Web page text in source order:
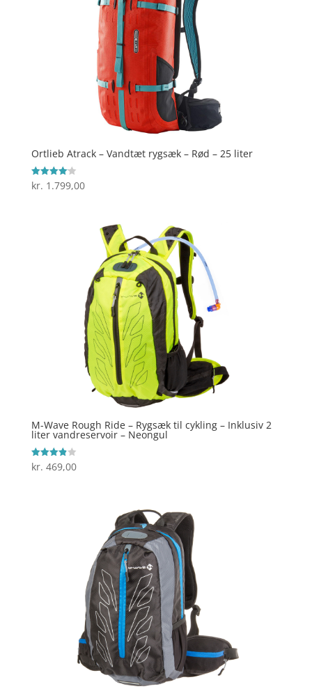
Ortlieb Atrack – Vandtæt rygsæk – Rød – 25 liter
Vurderet
4.1
kr. 1.799,00
M-Wave Rough Ride – Rygsæk til cykling – Inklusiv 2
liter vandreservoir – Neongul
Vurderet
3.9
kr. 469,00